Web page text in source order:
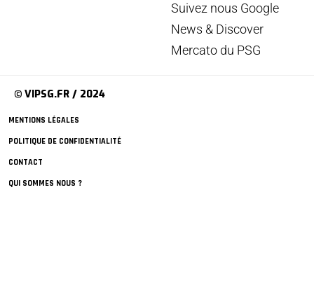
Suivez nous Google
News & Discover
Mercato du PSG
© VIPSG.FR / 2024
MENTIONS LÉGALES
POLITIQUE DE CONFIDENTIALITÉ
CONTACT
QUI SOMMES NOUS ?